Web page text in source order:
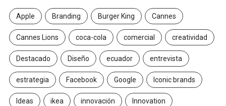
Apple Branding Burger King Cannes
Cannes Lions coca-cola comercial creatividad
Destacado Diseño ecuador entrevista
estrategia Facebook Google Iconic brands
Ideas ikea innovación Innovation